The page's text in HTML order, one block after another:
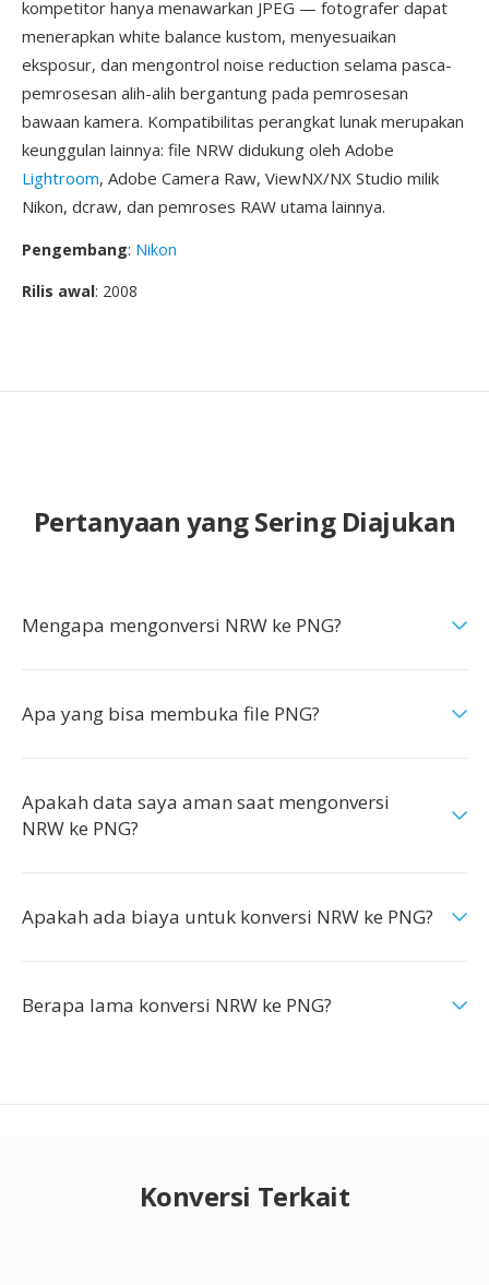
kompetitor hanya menawarkan JPEG — fotografer dapat
menerapkan white balance kustom, menyesuaikan
eksposur, dan mengontrol noise reduction selama pasca-
pemrosesan alih-alih bergantung pada pemrosesan
bawaan kamera. Kompatibilitas perangkat lunak merupakan
keunggulan lainnya: file NRW didukung oleh Adobe
Lightroom, Adobe Camera Raw, ViewNX/NX Studio milik
Nikon, dcraw, dan pemroses RAW utama lainnya.
Pengembang: Nikon
Rilis awal: 2008
Pertanyaan yang Sering Diajukan
Mengapa mengonversi NRW ke PNG?
Apa yang bisa membuka file PNG?
Apakah data saya aman saat mengonversi
NRW ke PNG?
Apakah ada biaya untuk konversi NRW ke PNG?
Berapa lama konversi NRW ke PNG?
Konversi Terkait